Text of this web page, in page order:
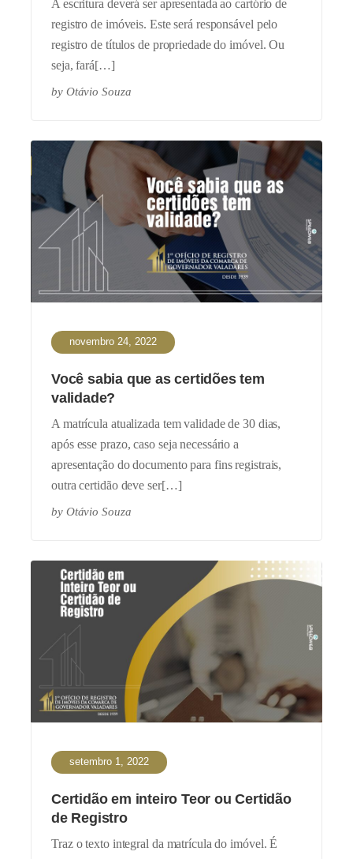
A escritura deverá ser apresentada ao cartório de
registro de imóveis. Este será responsável pelo
registro de títulos de propriedade do imóvel. Ou
seja, fará[…]
by Otávio Souza
novembro 24, 2022
Você sabia que as certidões tem
validade?
A matrícula atualizada tem validade de 30 dias,
após esse prazo, caso seja necessário a
apresentação do documento para fins registrais,
outra certidão deve ser[…]
by Otávio Souza
setembro 1, 2022
Certidão em inteiro Teor ou Certidão
de Registro
Traz o texto integral da matrícula do imóvel. É